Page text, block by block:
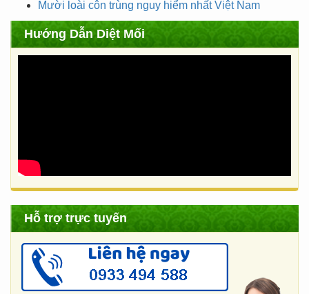
Mười loài côn trùng nguy hiểm nhất Việt Nam
Hướng Dẫn Diệt Mối
Hỗ trợ trực tuyến